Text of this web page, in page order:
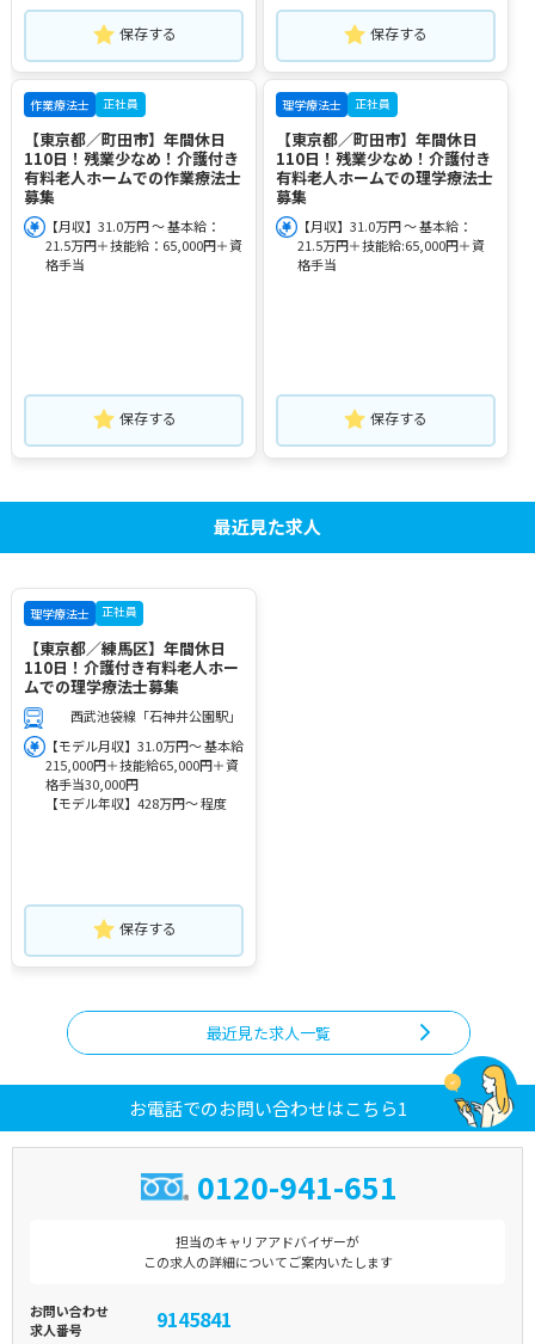
保存する 保存する
作業療法士 正社員
【東京都／町田市】年間休日
110日！残業少なめ！介護付き
有料老人ホームでの作業療法士
募集
【月収】31.0万円 ～ 基本給：
21.5万円＋技能給：65,000円＋資
格手当
保存する
理学療法士 正社員
【東京都／町田市】年間休日
110日！残業少なめ！介護付き
有料老人ホームでの理学療法士
募集
【月収】31.0万円 ～ 基本給：
21.5万円＋技能給:65,000円＋資
格手当
保存する
最近見た求人
理学療法士 正社員
【東京都／練馬区】年間休日
110日！介護付き有料老人ホー
ムでの理学療法士募集
西武池袋線「石神井公園駅」
【モデル月収】31.0万円～ 基本給
215,000円＋技能給65,000円＋資
格手当30,000円
【モデル年収】428万円～ 程度
保存する
最近見た求人一覧
お電話でのお問い合わせはこちら1
0120-941-651
担当のキャリアアドバイザーが
この求人の詳細についてご案内いたします
お問い合わせ
求人番号
9145841